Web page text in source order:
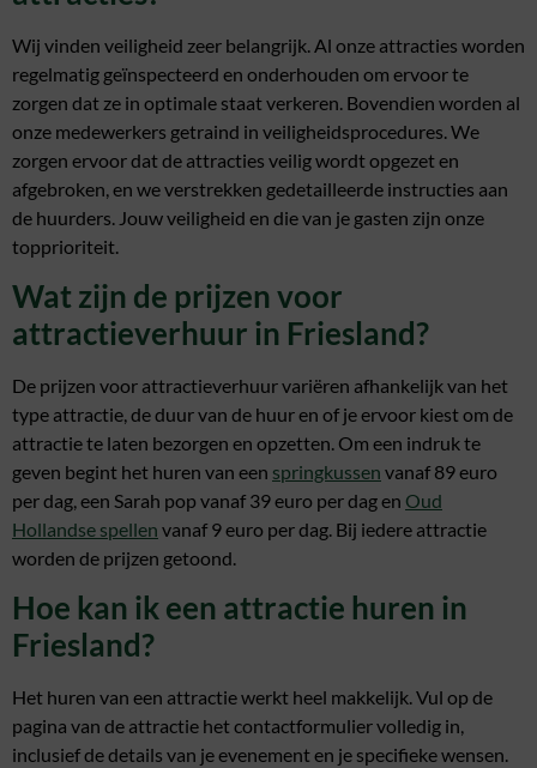
Wij vinden veiligheid zeer belangrijk. Al onze attracties worden
regelmatig geïnspecteerd en onderhouden om ervoor te
zorgen dat ze in optimale staat verkeren. Bovendien worden al
onze medewerkers getraind in veiligheidsprocedures. We
zorgen ervoor dat de attracties veilig wordt opgezet en
afgebroken, en we verstrekken gedetailleerde instructies aan
de huurders. Jouw veiligheid en die van je gasten zijn onze
topprioriteit.
Wat zijn de prijzen voor
attractieverhuur in Friesland?
De prijzen voor attractieverhuur variëren afhankelijk van het
type attractie, de duur van de huur en of je ervoor kiest om de
attractie te laten bezorgen en opzetten. Om een indruk te
geven begint het huren van een springkussen vanaf 89 euro
per dag, een Sarah pop vanaf 39 euro per dag en Oud
Hollandse spellen vanaf 9 euro per dag. Bij iedere attractie
worden de prijzen getoond.
Hoe kan ik een attractie huren in
Friesland?
Het huren van een attractie werkt heel makkelijk. Vul op de
pagina van de attractie het contactformulier volledig in,
inclusief de details van je evenement en je specifieke wensen.